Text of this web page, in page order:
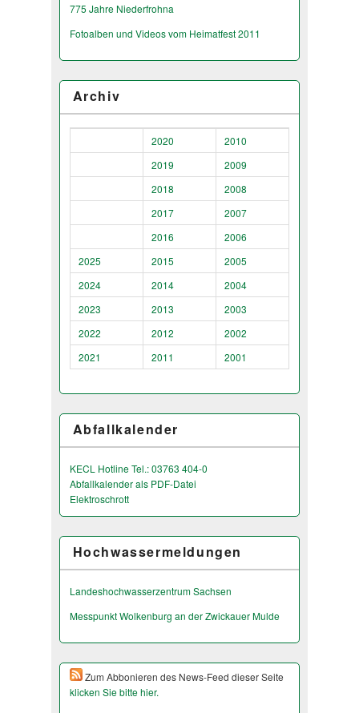
775 Jahre Niederfrohna
Fotoalben und Videos vom Heimatfest 2011
Archiv
2020
2010
2019
2009
2018
2008
2017
2007
2016
2006
2025
2015
2005
2024
2014
2004
2023
2013
2003
2022
2012
2002
2021
2011 2001
Abfallkalender
KECL Hotline Tel.: 03763 404-0
Abfallkalender als PDF-Datei
Elektroschrott
Hochwassermeldungen
Landeshochwas­serzentrum Sachsen
Messpunkt Wolkenburg an der Zwickauer Mulde
Zum Abbonieren des News-Feed dieser Seite
klicken Sie bitte hier.